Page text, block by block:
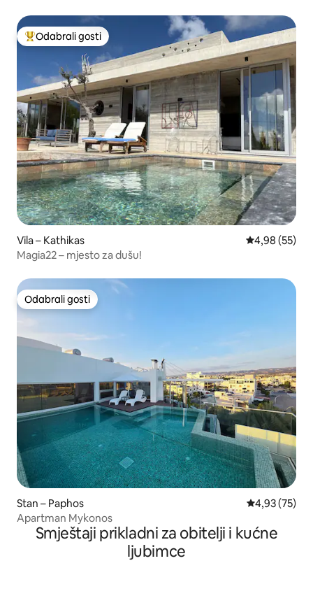
Među najviše rangiranima s oznakom „Odabrali gosti”
Odabrali gosti
Vila – Kathikas Prosječna
4,98 (55)
Magia22 – mjesto za dušu!
Odabrali gosti
Odabrali gosti
Stan – Paphos Prosječna
4,93 (75)
Apartman Mykonos
Smještaji prikladni za obitelji i kućne
ljubimce